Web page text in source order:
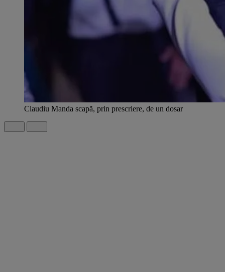
Claudiu Manda scapă, prin prescriere, de un dosar